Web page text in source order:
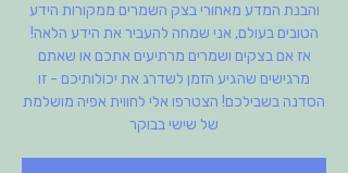
והבנת המדע מאחורי בצק השמרים ממקורות הידע
הטובים בעולם, אני שמחה להעביר את הידע הלאה!
אז אם בצקים ושמרים מרתיעים אתכם או שאתם
מרגישים שהגיע הזמן לשדרג את יכולותיכם - זו
הסדנה בשבילכם! הצטרפו אלי לחווית אפיה מושלמת
של שישי בבוקר